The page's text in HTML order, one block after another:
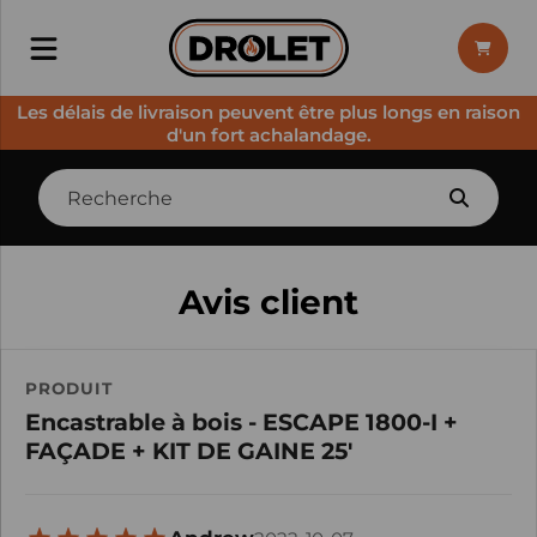
Les délais de livraison peuvent être plus longs en raison
d'un fort achalandage.
Avis client
PRODUIT
Encastrable à bois - ESCAPE 1800-I +
FAÇADE + KIT DE GAINE 25'